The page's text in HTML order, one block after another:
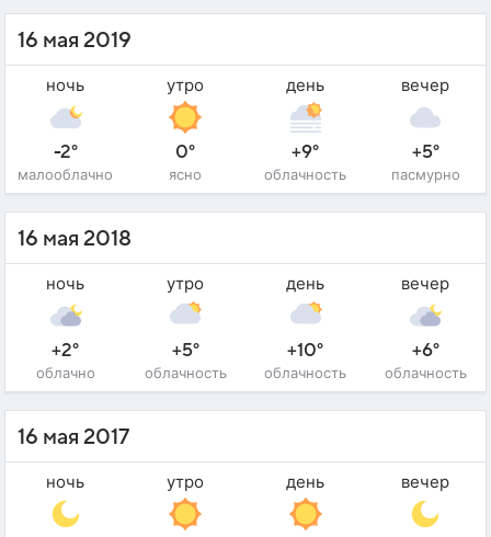
16 мая 2019
ночь
-2°
малооблачно
утро
0°
ясно
день
+9°
облачность
вечер
+5°
пасмурно
16 мая 2018
ночь
+2°
облачно
утро
+5°
облачность
день
+10°
облачность
вечер
+6°
облачность
16 мая 2017
ночь утро день вечер